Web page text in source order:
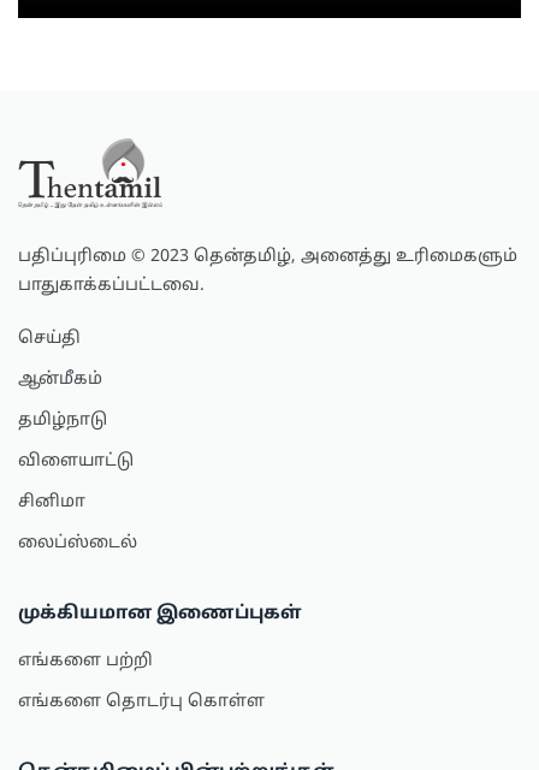
பதிப்புரிமை © 2023 தென்தமிழ், அனைத்து உரிமைகளும்
பாதுகாக்கப்பட்டவை.
செய்தி
ஆன்மீகம்
தமிழ்நாடு
விளையாட்டு
சினிமா
லைப்ஸ்டைல்
முக்கியமான இணைப்புகள்
எங்களை பற்றி
எங்களை தொடர்பு கொள்ள